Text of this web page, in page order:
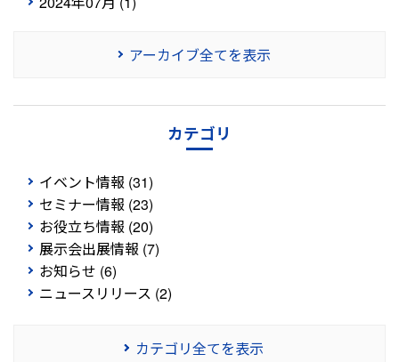
アーカイブ全てを表示
カテゴリ
イベント情報 (31)
セミナー情報 (23)
お役立ち情報 (20)
展示会出展情報 (7)
お知らせ (6)
ニュースリリース (2)
カテゴリ全てを表示